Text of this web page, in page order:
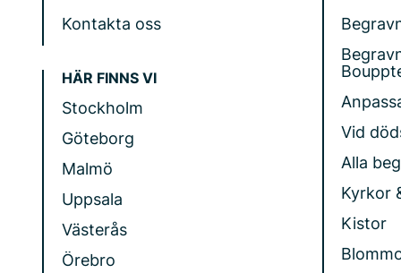
Kontakta oss
HÄR FINNS VI
Stockholm
Göteborg
Malmö
Uppsala
Västerås
Örebro
Vid
Alla
Kyrkor
Kistor